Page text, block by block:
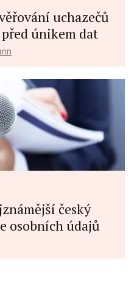
uchazečů
únikem dat
český
osobních údajů